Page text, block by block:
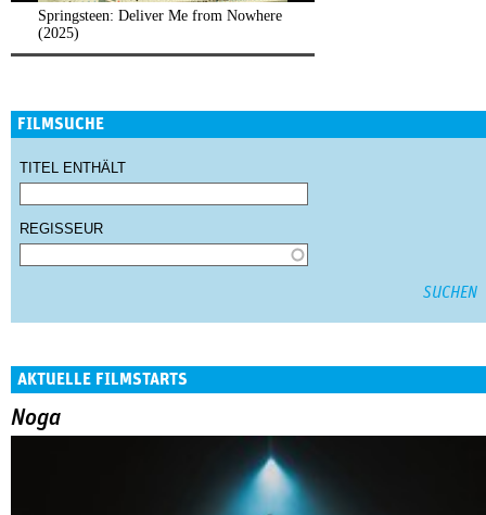
Springsteen: Deliver Me from Nowhere
(2025)
FILMSUCHE
TITEL ENTHÄLT
REGISSEUR
AKTUELLE FILMSTARTS
Noga